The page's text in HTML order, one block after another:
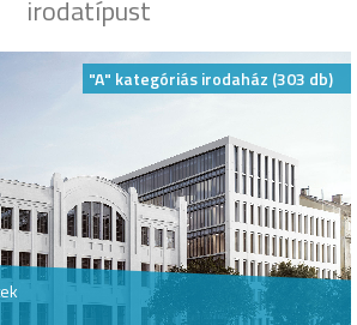
irodatípust
"A" kategóriás irodaház (303 db)